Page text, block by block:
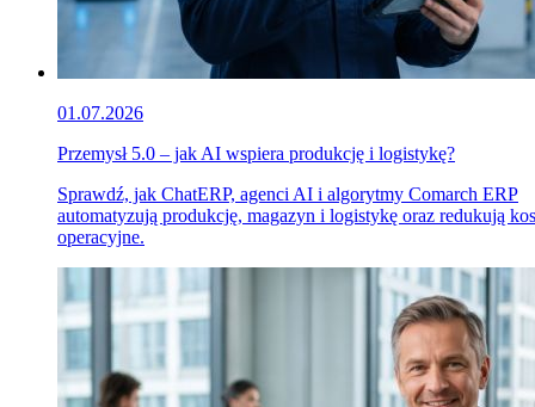
01.07.2026
Przemysł 5.0 – jak AI wspiera produkcję i logistykę?
Sprawdź, jak ChatERP, agenci AI i algorytmy Comarch ERP
automatyzują produkcję, magazyn i logistykę oraz redukują
operacyjne.